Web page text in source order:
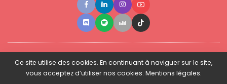
Contact ●Newsletter ● L'équipe ● Mentions légales
Ce site utilise des cookies. En continuant à naviguer sur le site,
vous acceptez d’utiliser nos cookies. Mentions légales.